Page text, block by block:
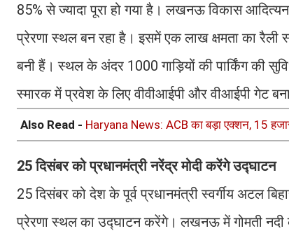
85% से ज्यादा पूरा हो गया है। लखनऊ विकास
प्रेरणा स्थल बन रहा है। इसमें एक लाख क्षमता का
बनी हैं। स्थल के अंदर 1000 गाड़ियों की पार्किंग की
स्मारक में प्रवेश के लिए वीवीआईपी और वीआईपी गेट
Also Read - Haryana News: ACB का बड़ा एक्शन, 15
25 दिसंबर को प्रधानमंत्री नरेंद्र मोदी करेंगे उद्घाटन
25 दिसंबर को देश के पूर्व प्रधानमंत्री स्वर्गीय अटल
प्रेरणा स्थल का उद्घाटन करेंगे। लखनऊ में गोमती